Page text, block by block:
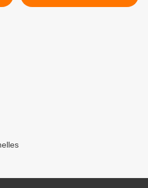
MEYRARGUES >